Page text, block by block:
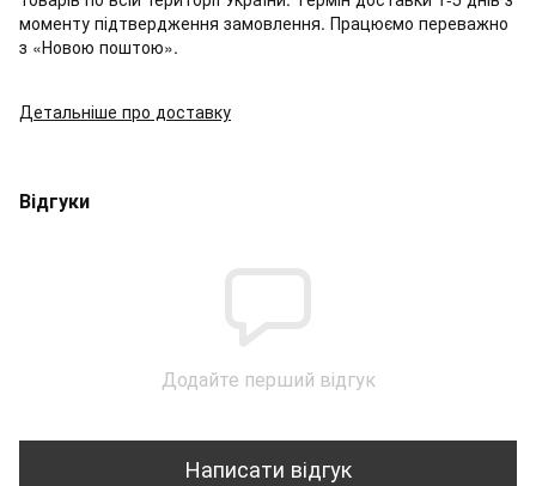
моменту підтвердження замовлення. Працюємо переважно
з «Новою поштою».
Детальніше про доставку
Відгуки
Додайте перший відгук
Написати відгук